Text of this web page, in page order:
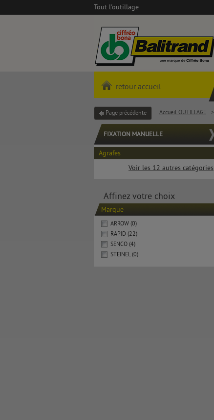
Tout l'outillage
retour accueil
Page précédente Accueil OUTILLAGE >
FIXATION MANUELLE
Agrafes
Voir les 12 autres catégories
Affinez votre choix
Marque
ARROW (0)
RAPID (22)
SENCO (4)
STEINEL (0)